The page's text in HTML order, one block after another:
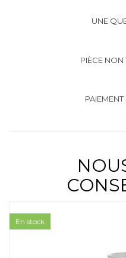
UNE
PIÈCE NON
En stock